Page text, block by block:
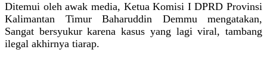
Ditemui oleh awak media, Ketua Komisi I DPRD Provinsi
Kalimantan Timur Baharuddin Demmu mengatakan,
Sangat bersyukur karena kasus yang lagi viral, tambang
ilegal akhirnya tiarap.